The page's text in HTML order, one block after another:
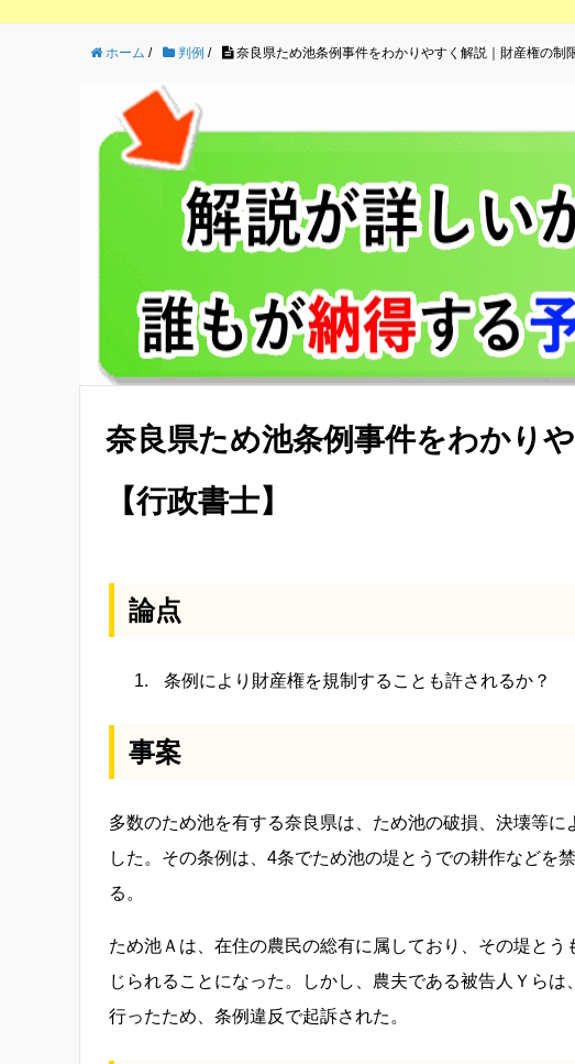
ホーム / 判例 / 奈良県ため池条例事件をわかりやすく解説｜財産権の制
奈良県ため池条例事件をわかり
【行政書士】
論点
条例により財産権を規制することも許されるか？
事案
多数のため池を有する奈良県は、ため池の破損、決壊等
した。その条例は、4条でため池の堤とうでの耕作などを
る。
ため池Ａは、在住の農民の総有に属しており、その堤と
じられることになった。しかし、農夫である被告人Ｙら
行ったため、条例違反で起訴された。